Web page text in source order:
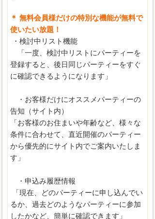
＊ 無料会員様だけの特別な機能が無料で
使いたい放題！
・検討中リスト機能
「一度、検討中リストにパーティーを
登録すると、後日同じパーティーをすぐ
に確認できるようになります」
・お客様だけにオススメパーティーの
告知（サイト内）
「お客様のお住まいや年齢など、様々な
条件に合わせて、直近開催のパーティー
から優先的にサイト内でご案内いたしま
す」
・申込み履歴情報
「現在、どのパーティーに申し込んでい
るか、過去どのようなパーティーに参加
したかなど、簡単に確認できます」